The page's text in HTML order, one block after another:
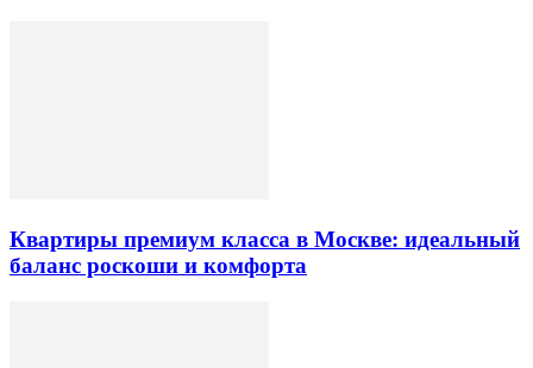
Квартиры премиум класса в Москве: идеальный
баланс роскоши и комфорта